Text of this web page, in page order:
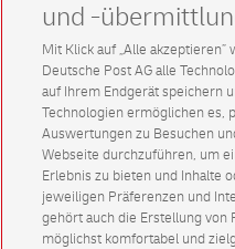
und -
Mit Klick auf „Alle akzeptieren”
Deutsche Post AG alle
auf Ihrem Endgerät speichern
Technologien ermöglichen es,
Auswertungen zu Besuchen
Webseite durchzuführen, um
Erlebnis zu bieten und Inhalte
jeweiligen Präferenzen und
gehört auch die Erstellung
möglichst komfortabel und